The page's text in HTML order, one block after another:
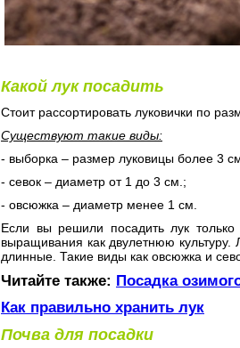
Какой лук посадить
Стоит рассортировать луковички по
Существуют такие виды:
- выборка – размер луковицы более 3
- севок – диаметр от 1 до 3 см.;
- овсюжка – диаметр менее 1 см.
Если вы решили посадить лук
выращивания как двулетнюю
длинные. Такие виды как овсюжка и
Читайте также: Посадка
Как правильно хранить лук
Почва для посадки